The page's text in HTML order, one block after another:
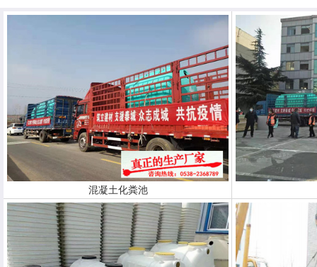
混凝土化粪池